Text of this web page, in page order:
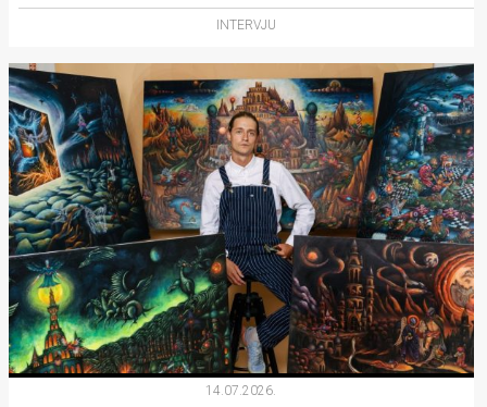
INTERVJU
14.07.2026.